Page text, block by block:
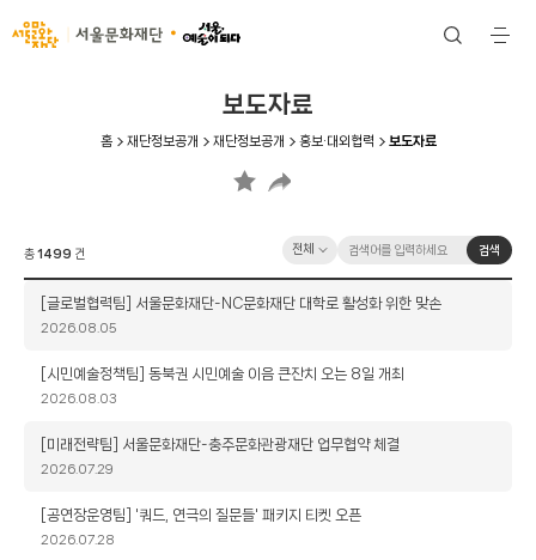
서울문화재단
전
검
보도자료
홈 재단정보공개 재단정보공개 홍보·대외협력 보도자료
검
옵
션
검
어
입
검색
총1499 건
제
목
[글로벌협력팀] 서울문화재단-NC문화재단 대학로 활성화 위한 맞손
작
일
2026.08.05
제
목
[시민예술정책팀] 동북권 시민예술 이음 큰잔치 오는 8일 개최
작
일
2026.08.03
제
목
[미래전략팀] 서울문화재단-충주문화관광재단 업무협약 체결
작
일
2026.07.29
제
목
[공연장운영팀] '쿼드, 연극의 질문들' 패키지 티켓 오픈
작
2026.07.28